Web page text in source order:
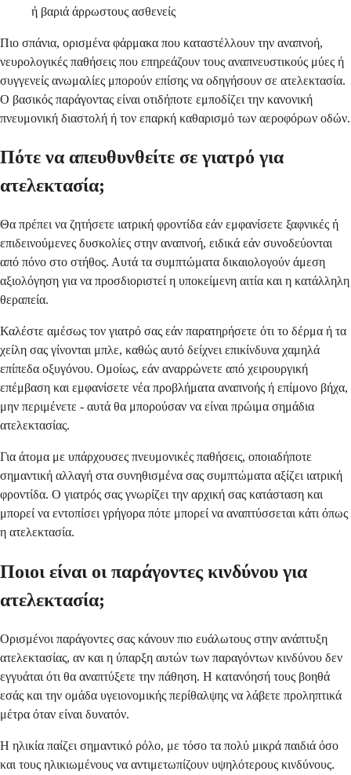
ή βαριά άρρωστους ασθενείς
Πιο σπάνια, ορισμένα φάρμακα που καταστέλλουν την αναπνοή,
νευρολογικές παθήσεις που επηρεάζουν τους αναπνευστικούς μύες ή
συγγενείς ανωμαλίες μπορούν επίσης να οδηγήσουν σε ατελεκτασία.
Ο βασικός παράγοντας είναι οτιδήποτε εμποδίζει την κανονική
πνευμονική διαστολή ή τον επαρκή καθαρισμό των αεροφόρων οδών.
Πότε να απευθυνθείτε σε γιατρό για
ατελεκτασία;
Θα πρέπει να ζητήσετε ιατρική φροντίδα εάν εμφανίσετε ξαφνικές ή
επιδεινούμενες δυσκολίες στην αναπνοή, ειδικά εάν συνοδεύονται
από πόνο στο στήθος. Αυτά τα συμπτώματα δικαιολογούν άμεση
αξιολόγηση για να προσδιοριστεί η υποκείμενη αιτία και η κατάλληλη
θεραπεία.
Καλέστε αμέσως τον γιατρό σας εάν παρατηρήσετε ότι το δέρμα ή τα
χείλη σας γίνονται μπλε, καθώς αυτό δείχνει επικίνδυνα χαμηλά
επίπεδα οξυγόνου. Ομοίως, εάν αναρρώνετε από χειρουργική
επέμβαση και εμφανίσετε νέα προβλήματα αναπνοής ή επίμονο βήχα,
μην περιμένετε - αυτά θα μπορούσαν να είναι πρώιμα σημάδια
ατελεκτασίας.
Για άτομα με υπάρχουσες πνευμονικές παθήσεις, οποιαδήποτε
σημαντική αλλαγή στα συνηθισμένα σας συμπτώματα αξίζει ιατρική
φροντίδα. Ο γιατρός σας γνωρίζει την αρχική σας κατάσταση και
μπορεί να εντοπίσει γρήγορα πότε μπορεί να αναπτύσσεται κάτι όπως
η ατελεκτασία.
Ποιοι είναι οι παράγοντες κινδύνου για
ατελεκτασία;
Ορισμένοι παράγοντες σας κάνουν πιο ευάλωτους στην ανάπτυξη
ατελεκτασίας, αν και η ύπαρξη αυτών των παραγόντων κινδύνου δεν
εγγυάται ότι θα αναπτύξετε την πάθηση. Η κατανόησή τους βοηθά
εσάς και την ομάδα υγειονομικής περίθαλψης να λάβετε προληπτικά
μέτρα όταν είναι δυνατόν.
Η ηλικία παίζει σημαντικό ρόλο, με τόσο τα πολύ μικρά παιδιά όσο
και τους ηλικιωμένους να αντιμετωπίζουν υψηλότερους κινδύνους.